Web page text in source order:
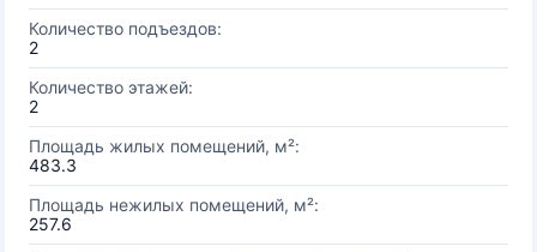
Количество подъездов:
2
Количество этажей:
2
Площадь жилых помещений, м²:
483.3
Площадь нежилых помещений, м²:
257.6